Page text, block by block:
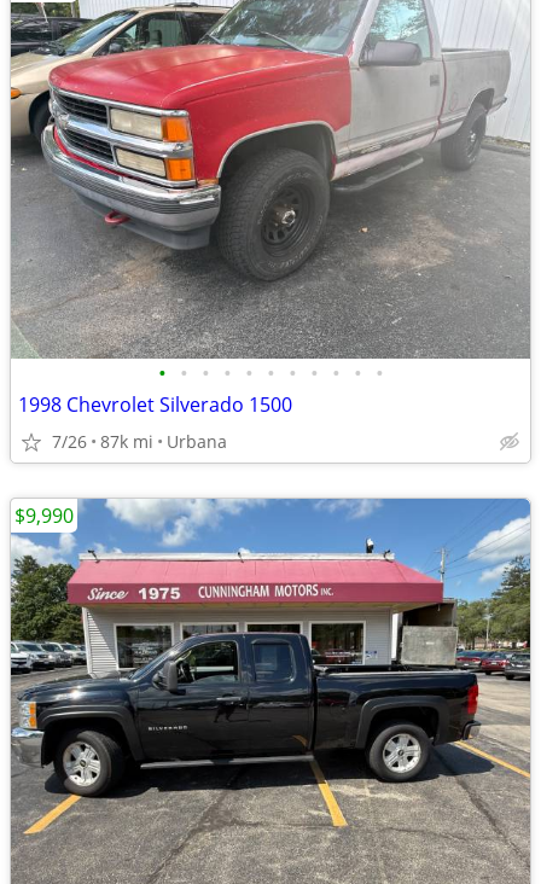
• • • • • • • • • • •
1998 Chevrolet Silverado 1500
7/26 87k mi Urbana
$9,990